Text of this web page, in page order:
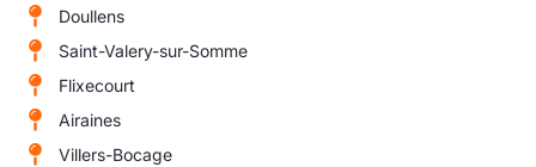
Doullens
Saint-Valery-sur-Somme
Flixecourt
Airaines
Villers-Bocage